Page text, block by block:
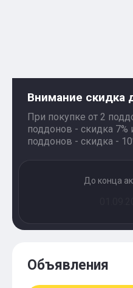
Внимание скидка
При покупке от 2
поддонов - скидка 7%
поддонов - скидка -
До конца
Объявления